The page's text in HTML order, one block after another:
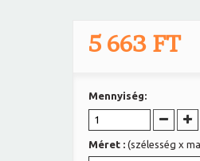
5 663 FT
Mennyiség:
Méret : (szélesség x